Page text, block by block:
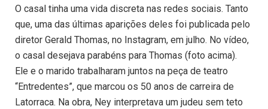
O casal tinha uma vida discreta nas redes sociais. Tanto
que, uma das últimas aparições deles foi publicada pelo
diretor Gerald Thomas, no Instagram, em julho. No vídeo,
o casal desejava parabéns para Thomas (foto acima).
Ele e o marido trabalharam juntos na peça de teatro
“Entredentes”, que marcou os 50 anos de carreira de
Latorraca. Na obra, Ney interpretava um judeu sem teto